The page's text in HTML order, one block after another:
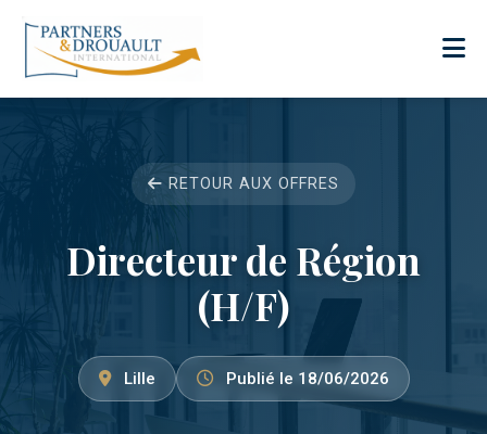
RETOUR AUX OFFRES
Directeur de Région
(H/F)
Lille Publié le 18/06/2026